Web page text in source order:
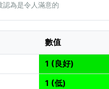
認為是令人滿意的
數值
1 (良好)
1 (低)